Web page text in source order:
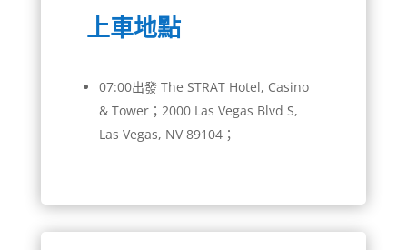
上車地點
07:00出發 The STRAT Hotel, Casino
& Tower；2000 Las Vegas Blvd S,
Las Vegas, NV 89104；